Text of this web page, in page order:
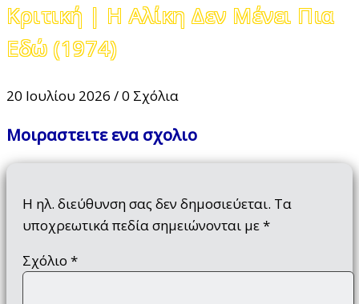
Κριτική | Η Αλίκη Δεν Μένει Πια
Εδώ (1974)
20 Ιουλίου 2026 /0 Σχόλια
Μοιραστειτε ενα σχολιο
Η ηλ. διεύθυνση σας δεν δημοσιεύεται. Τα
υποχρεωτικά πεδία σημειώνονται με*
Σχόλιο *